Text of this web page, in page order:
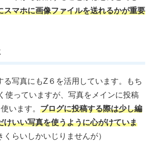
スマホに画像ファイルを送れるかが重要
写真にもZ６を活用しています。もち
使っていますが、写真をメインに投稿
います。 ブログに投稿する際は少し編
けいい写真を使うように心がけていま
くらいしかいじりませんが）